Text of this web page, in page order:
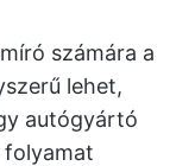
számára a
lehet,
autógyártó
folyamat